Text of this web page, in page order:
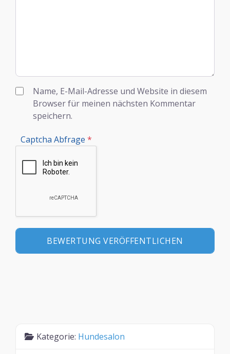
Name, E-Mail-Adresse und Website in diesem
Browser für meinen nächsten Kommentar
speichern.
Captcha Abfrage *
Kategorie: Hundesalon